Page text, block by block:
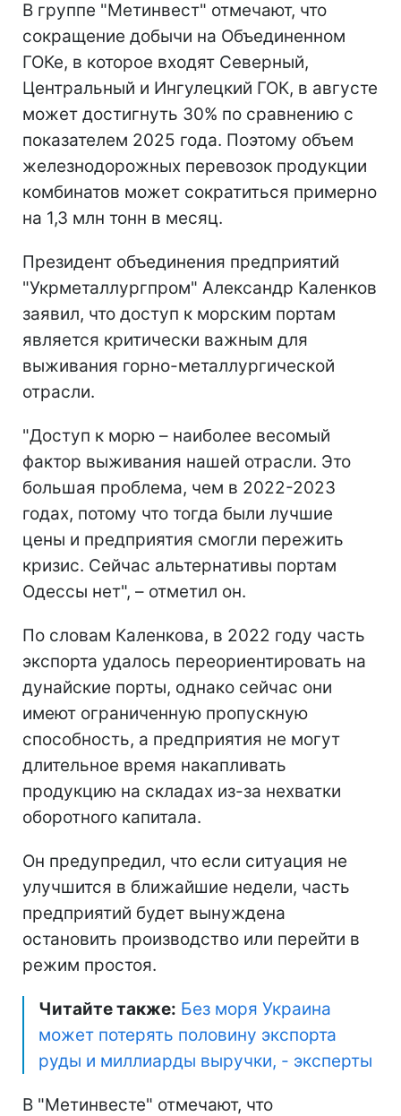
В группе "Метинвест" отмечают, что
сокращение добычи на Объединенном
ГОКе, в которое входят Северный,
Центральный и Ингулецкий ГОК, в августе
может достигнуть 30% по сравнению с
показателем 2025 года. Поэтому объем
железнодорожных перевозок продукции
комбинатов может сократиться примерно
на 1,3 млн тонн в месяц.
Президент объединения предприятий
"Укрметаллургпром" Александр Каленков
заявил, что доступ к морским портам
является критически важным для
выживания горно-металлургической
отрасли.
"Доступ к морю – наиболее весомый
фактор выживания нашей отрасли. Это
большая проблема, чем в 2022-2023
годах, потому что тогда были лучшие
цены и предприятия смогли пережить
кризис. Сейчас альтернативы портам
Одессы нет", – отметил он.
По словам Каленкова, в 2022 году часть
экспорта удалось переориентировать на
дунайские порты, однако сейчас они
имеют ограниченную пропускную
способность, а предприятия не могут
длительное время накапливать
продукцию на складах из-за нехватки
оборотного капитала.
Он предупредил, что если ситуация не
улучшится в ближайшие недели, часть
предприятий будет вынуждена
остановить производство или перейти в
режим простоя.
Читайте также: Без моря Украина
может потерять половину экспорта
руды и миллиарды выручки, - эксперты
В "Метинвесте" отмечают, что